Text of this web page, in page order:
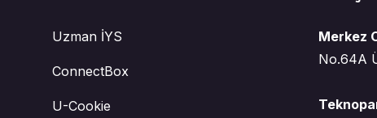
Uzman İYS
ConnectBox
U-Cookie
Merkez
No.64A